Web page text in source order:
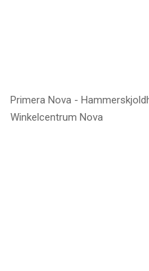
Primera Nova -
Winkelcentrum Nova